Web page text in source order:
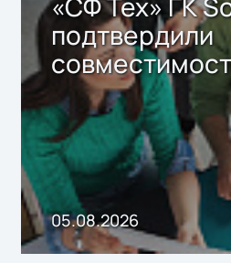
подтвердили
решением
Storage 2.x
хранения
05.08.2026